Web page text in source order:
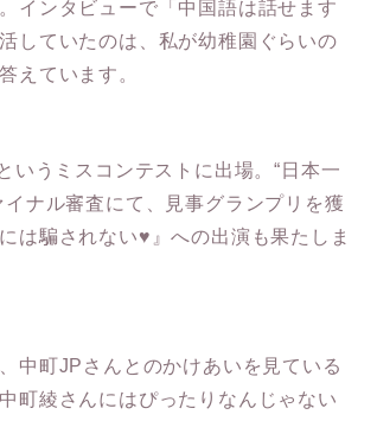
インタビューで「中国語は話せます
していたのは、私が幼稚園ぐらいの
えています。
うミスコンテストに出場。“日本一
ナル審査にて、見事グランプリを獲
は騙されない♥』への出演も果たしま
中町JPさんとのかけあいを見ている
町綾さんにはぴったりなんじゃない